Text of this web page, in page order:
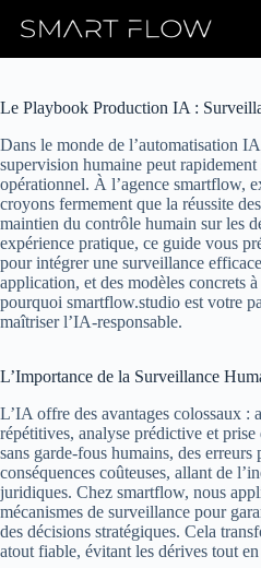
Le Playbook Production IA :
Dans le monde de l’automatisation
supervision humaine peut
opérationnel. À l’agence smartflow,
croyons fermement que la réussite
maintien du contrôle humain sur les
expérience pratique, ce guide vous
pour intégrer une surveillance
application, et des modèles concrets
pourquoi smartflow.studio est votre
maîtriser l’IA-responsable.
L’Importance de la Surveillance
L’IA offre des avantages colossaux :
répétitives, analyse prédictive et
sans garde-fous humains, des erreurs
conséquences coûteuses, allant de
juridiques. Chez smartflow, nous
mécanismes de surveillance pour
des décisions stratégiques. Cela
atout fiable, évitant les dérives tout